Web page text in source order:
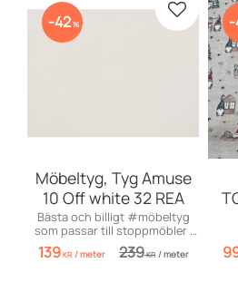
Möbeltyg, Tyg Amuse
10 Off white 32 REA
Bästa och billigt #möbeltyg
som passar till stoppmöbler i
såväl hem som offentlig miljö
samt i båt och husvagn.
139KR /meter 239KR /meter
42% Lisää